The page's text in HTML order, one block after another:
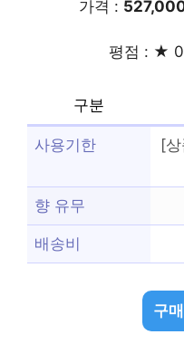
가격 :
평점 : ★
구분
사용기한
[
향 유무
배송비
구